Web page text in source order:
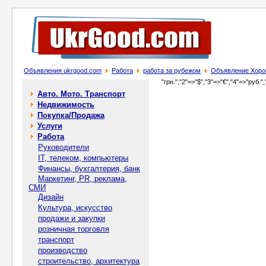
Объявления ukrgood.com Работа работа за рубежом Объявление
Авто. Мото. Транспорт
Недвижимость
Покупка/Продажа
Услуги
Работа
Руководители
IT, телеком, компьютеры
Финансы, бухгалтерия, банк
Маркетинг, PR, реклама,
СМИ
Дизайн
Культура, искусство
продажи и закупки
розничная торговля
транспорт
производство
строительство, архитектура